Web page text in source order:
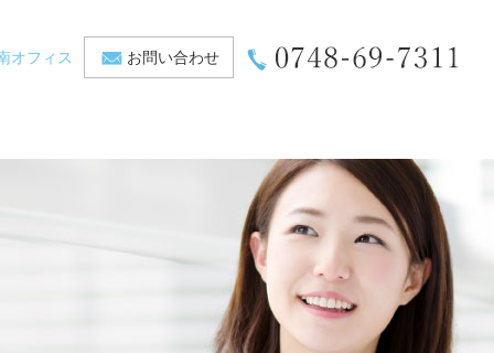
オフィス お問い合わせ